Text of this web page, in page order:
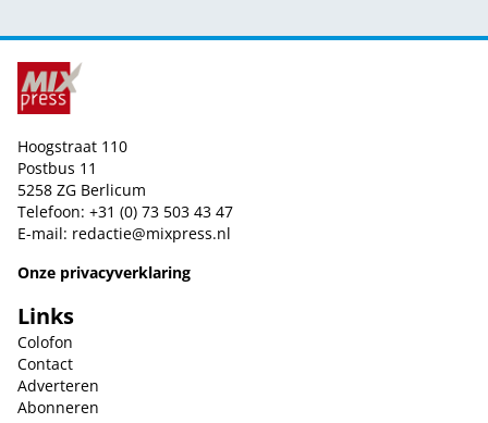
Hoogstraat 110
Postbus 11
5258 ZG Berlicum
Telefoon: +31 (0) 73 503 43 47
E-mail: redactie@mixpress.nl
Onze privacyverklaring
Links
Colofon
Contact
Adverteren
Abonneren